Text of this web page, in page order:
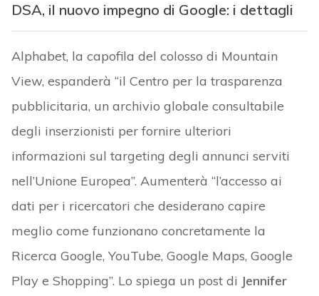
DSA, il nuovo impegno di Google: i dettagli
Alphabet, la capofila del colosso di Mountain
View, espanderà “il Centro per la trasparenza
pubblicitaria, un archivio globale consultabile
degli inserzionisti per fornire ulteriori
informazioni sul targeting degli annunci serviti
nell’Unione Europea”. Aumenterà “l’accesso ai
dati per i ricercatori che desiderano capire
meglio come funzionano concretamente la
Ricerca Google, YouTube, Google Maps, Google
Play e Shopping”. Lo spiega un post di Jennifer